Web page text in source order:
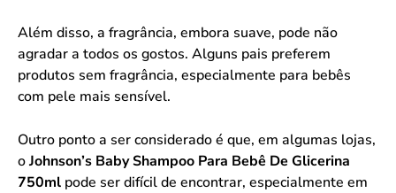
Além disso, a fragrância, embora suave, pode não
agradar a todos os gostos. Alguns pais preferem
produtos sem fragrância, especialmente para bebês
com pele mais sensível.
Outro ponto a ser considerado é que, em algumas lojas,
oJohnson’s Baby Shampoo Para Bebê De Glicerina
750ml pode ser difícil de encontrar, especialmente em